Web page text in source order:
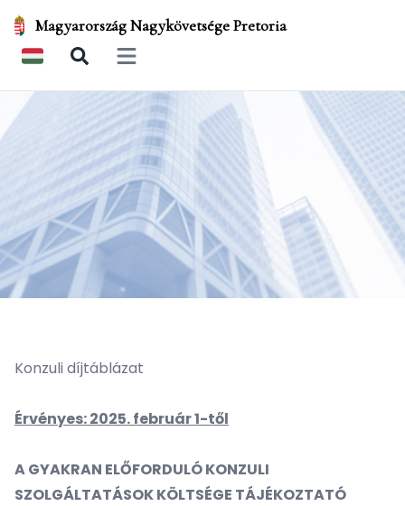
Magyarország Nagykövetsége Pretoria
Open main menu
Konzuli díjtáblázat
Érvényes: 2025. február 1-től
A GYAKRAN ELŐFORDULÓ KONZULI
SZOLGÁLTATÁSOK KÖLTSÉGE TÁJÉKOZTATÓ